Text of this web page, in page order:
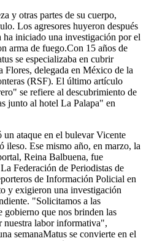
y otras partes de su cuerpo,
Los agresores huyeron después
iniciado una investigación por el
arma de fuego.Con 15 años de
se especializaba en cubrir
Flores, delegada en México de la
(RSF). El último artículo
se refiere al descubrimiento de
junto al hotel La Palapa" en
ataque en el bulevar Vicente
ileso. Ese mismo año, en marzo, la
Reina Balbuena, fue
Federación de Periodistas de
de Información Policial en
y exigieron una investigación
"Solicitamos a las
gobierno que nos brinden las
nuestra labor informativa",
semanaMatus se convierte en el